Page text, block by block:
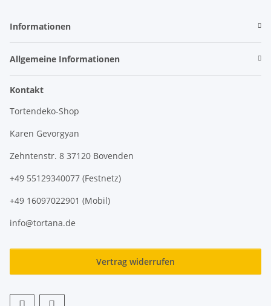
Informationen
Allgemeine Informationen
Kontakt
Tortendeko-Shop
Karen Gevorgyan
Zehntenstr. 8 37120 Bovenden
+49 55129340077 (Festnetz)
+49 16097022901 (Mobil)
info@tortana.de
Vertrag widerrufen